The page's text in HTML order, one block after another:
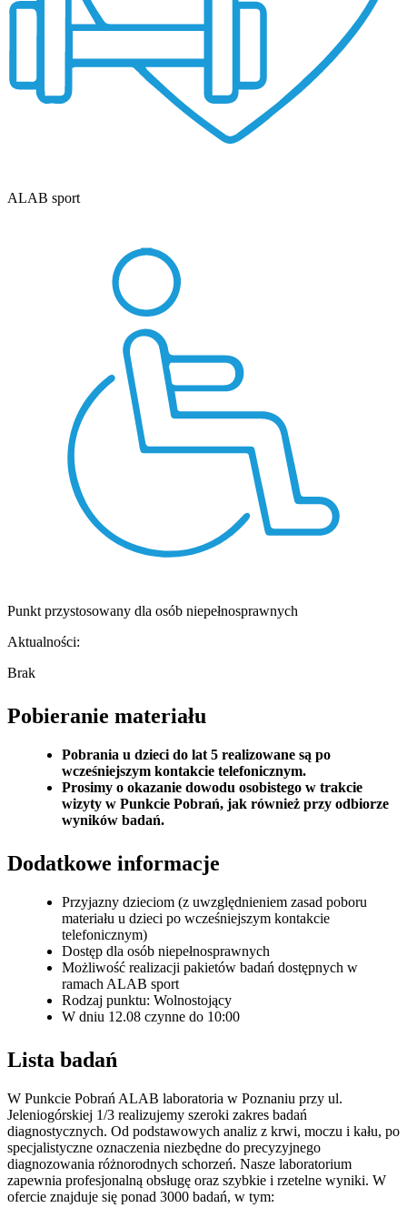
ALAB sport
Punkt przystosowany dla osób niepełnosprawnych
Aktualności:
Brak
Pobieranie materiału
Pobrania u dzieci do lat 5 realizowane są po
wcześniejszym kontakcie telefonicznym.
Prosimy o okazanie dowodu osobistego w trakcie
wizyty w Punkcie Pobrań, jak również przy odbiorze
wyników badań.
Dodatkowe informacje
Przyjazny dzieciom (z uwzględnieniem zasad poboru
materiału u dzieci po wcześniejszym kontakcie
telefonicznym)
Dostęp dla osób niepełnosprawnych
Możliwość realizacji pakietów badań dostępnych w
ramach ALAB sport
Rodzaj punktu: Wolnostojący
W dniu 12.08 czynne do 10:00
Lista badań
W Punkcie Pobrań ALAB laboratoria w Poznaniu przy ul.
Jeleniogórskiej 1/3 realizujemy szeroki zakres badań
diagnostycznych. Od podstawowych analiz z krwi, moczu i kału, po
specjalistyczne oznaczenia niezbędne do precyzyjnego
diagnozowania różnorodnych schorzeń. Nasze laboratorium
zapewnia profesjonalną obsługę oraz szybkie i rzetelne wyniki. W
ofercie znajduje się ponad 3000 badań, w tym: